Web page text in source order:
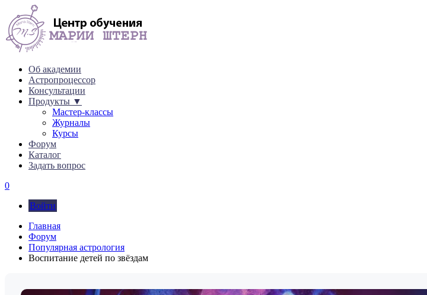
Об академии
Астропроцессор
Консультации
Продукты ▼
Мастер-классы
Журналы
Курсы
Форум
Каталог
Задать вопрос
0
Войти
Главная
Форум
Популярная астрология
Воспитание детей по звёздам